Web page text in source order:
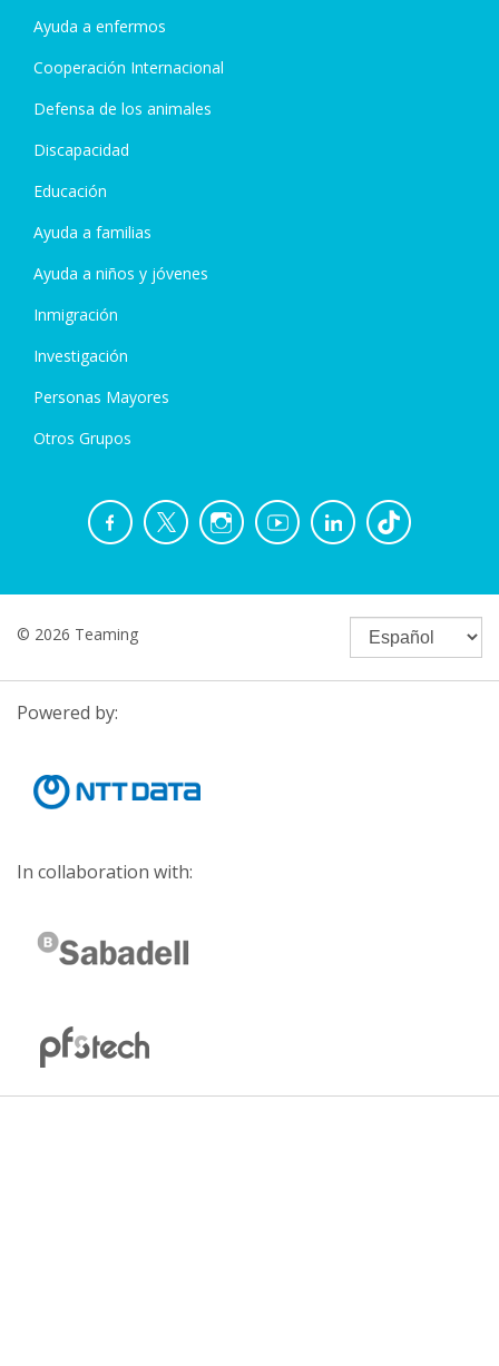
Ayuda a enfermos
Cooperación Internacional
Defensa de los animales
Discapacidad
Educación
Ayuda a familias
Ayuda a niños y jóvenes
Inmigración
Investigación
Personas Mayores
Otros Grupos
© 2026 Teaming
Powered by:
In collaboration with: